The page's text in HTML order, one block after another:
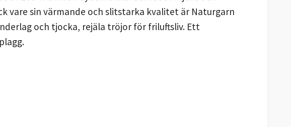
vare sin värmande och slitstarka kvalitet är Naturgarn
och tjocka, rejäla tröjor för friluftsliv. Ett